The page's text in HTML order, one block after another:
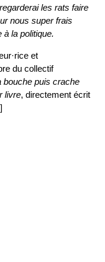
les rats faire
nous super frais
la politique.
et
du collectif
bouche puis crache
livre, directement écrit